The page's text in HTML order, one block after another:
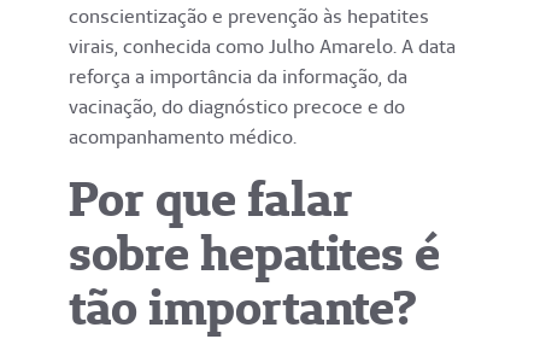
conscientização e prevenção às hepatites
virais, conhecida como Julho Amarelo. A data
reforça a importância da informação, da
vacinação, do diagnóstico precoce e do
acompanhamento médico.
Por que falar
sobre hepatites é
tão importante?